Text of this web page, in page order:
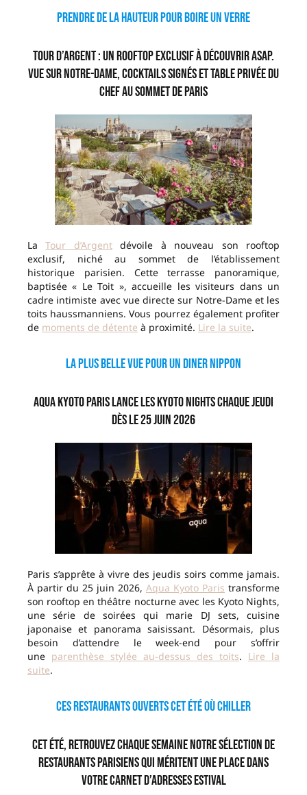
Prendre de la hauteur pour boire un verre
Tour d’Argent : un rooftop exclusif à découvrir asap.
Vue sur Notre-Dame, cocktails signés et table privée du
Chef au sommet de Paris
LaTour d’Argentdévoile à nouveau son rooftop
exclusif, niché au sommet de l’établissement
historique parisien. Cette terrasse panoramique,
baptisée « Le Toit », accueille les visiteurs dans un
cadre intimiste avec vue directe sur Notre-Dame et les
toits haussmanniens. Vous pourrez également profiter
de moments de détente à proximité. Lire la suite.
La plus belle vue pour un diner nippon
Aqua Kyoto Paris lance les Kyoto Nights chaque jeudi
dès le 25 juin 2026
Paris s’apprête à vivre des jeudis soirs comme jamais.
À partir du 25 juin 2026, Aqua Kyoto Paris transforme
son rooftop en théâtre nocturne avec les Kyoto Nights,
une série de soirées qui marie DJ sets, cuisine
japonaise et panorama saisissant. Désormais, plus
besoin d’attendre le week-end pour s’offrir
une parenthèse stylée au-dessus des toits. Lire la
suite.
Ces restaurants ouverts cet été où chiller
Cet été, retrouvez chaque semaine notre sélection de
restaurants parisiens qui méritent une place dans
votre carnet d’adresses estival